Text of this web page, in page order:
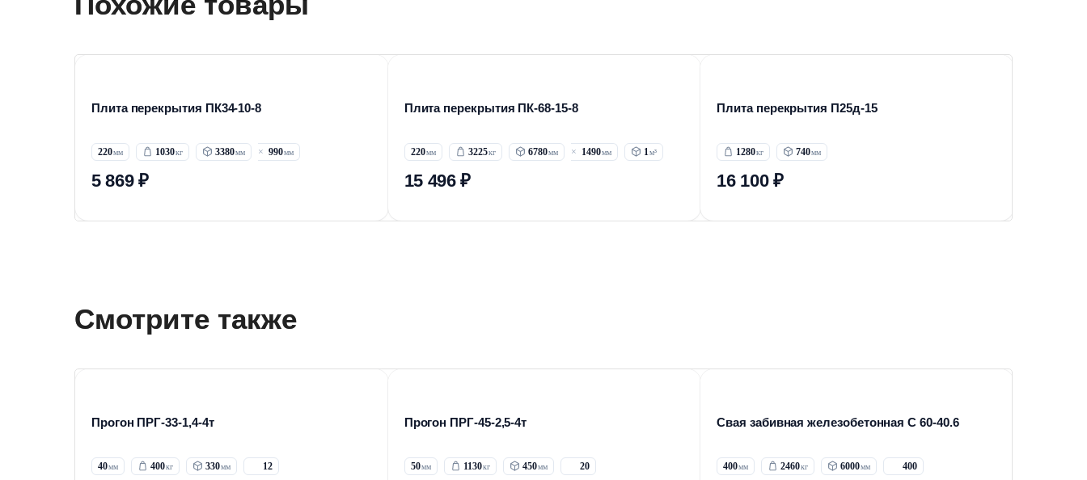
Плита перекрытия ПК34-10-8
220 1030 3380 990
5 869 ₽
Плита перекрытия ПК-68-15-8
220 3225 6780 1490 1
15 496 ₽
Плита перекрытия П25д-15
1280 740
16 100 ₽
Смотрите также
Прогон ПРГ-33-1,4-4т
40 400 330 12
Прогон ПРГ-45-2,5-4т
50 1130 450 20
Свая забивная железобетонная С 60-40.6
400 2460 6000 400